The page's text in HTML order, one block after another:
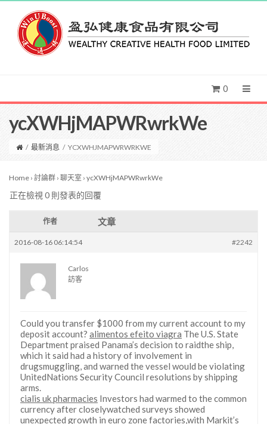
0
ycXWHjMAPWRwrkWe
/ 最新消息 / YCXWHJMAPWRWRKWE
Home › 討論群 › 聊天室 › ycXWHjMAPWRwrkWe
正在檢視 0 則發表的回覆
作者 文章
2016-08-16 06:14:54 #2242
Carlos
訪客
Could you transfer $1000 from my current account to my
deposit account? alimentos efeito viagra The U.S. State
Department praised Panama’s decision to raidthe ship,
which it said had a history of involvement in
drugsmuggling, and warned the vessel would be violating
UnitedNations Security Council resolutions by shipping
arms.
cialis uk pharmacies Investors had warmed to the common
currency after closelywatched surveys showed
unexpected growth in euro zone factories,with Markit’s